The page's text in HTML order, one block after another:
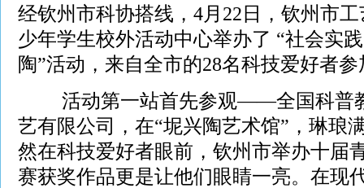
经钦州市科协搭线，4月22日，钦州市
少年学生校外活动中心举办了 “社会实
陶”活动，来自全市的28名科技爱好者
活动第一站首先参观——全国科普
艺有限公司，在“坭兴陶艺术馆”，琳琅
然在科技爱好者眼前，钦州市举办十届
赛获奖作品更是让他们眼睛一亮。在现